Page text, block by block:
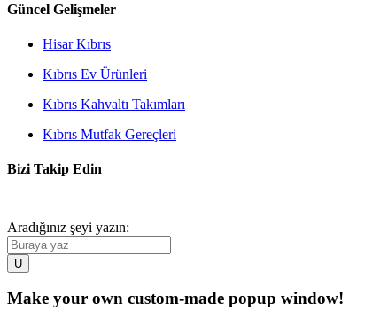
Güncel Gelişmeler
Hisar Kıbrıs
Kıbrıs Ev Ürünleri
Kıbrıs Kahvaltı Takımları
Kıbrıs Mutfak Gereçleri
Bizi Takip Edin
Aradığınız şeyi yazın:
Make your own custom-made popup window!